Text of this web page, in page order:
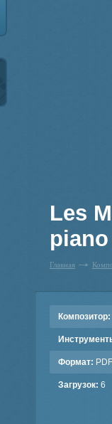
Les
Главная
Композитор:
Формат: PDF
Загрузок: 6